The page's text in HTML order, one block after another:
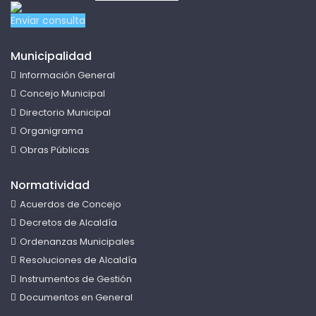
Enviar consulta
Municipalidad
Información General
Concejo Municipal
Directorio Municipal
Organigrama
Obras Públicas
Normatividad
Acuerdos de Concejo
Decretos de Alcaldía
Ordenanzas Municipales
Resoluciones de Alcaldía
Instrumentos de Gestión
Documentos en General